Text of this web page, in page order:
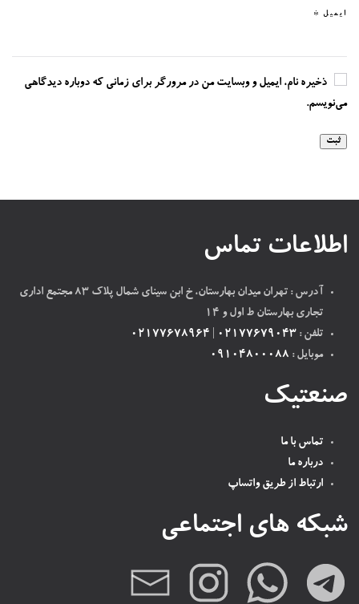
ایمیل *
ذخیره نام، ایمیل و وبسایت من در مرورگر برای زمانی که دوباره دیدگاهی
می‌نویسم.
اطلاعات تماس
آدرس : تهران میدان بهارستان، خ ابن سینای شمال پلاک ۸۳ مجتمع اداری
تجاری بهارستان ط اول و ۱۴
تلفن : 02177679043
02177678964
موبایل : 09104800088
صنعتیک
تماس با ما
درباره ما
ارتباط از طریق واتساپ
شبکه های اجتماعی